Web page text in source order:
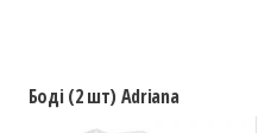
Боді (2 шт) Adriana